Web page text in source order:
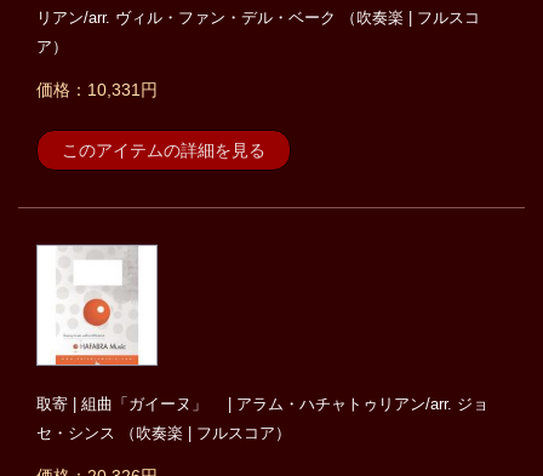
リアン/arr. ヴィル・ファン・デル・ベーク （吹奏楽 | フルスコ
ア）
価格：10,331円
このアイテムの詳細を見る
取寄 | 組曲「ガイーヌ」 | アラム・ハチャトゥリアン/arr. ジョ
セ・シンス （吹奏楽 | フルスコア）